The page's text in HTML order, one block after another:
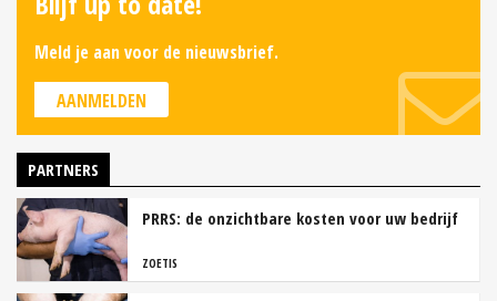
Meld je aan voor de nieuwsbrief.
AANMELDEN
PARTNERS
PRRS: de onzichtbare kosten voor uw bedrijf
ZOETIS